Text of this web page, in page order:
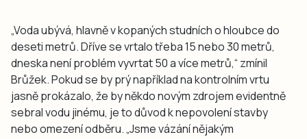
„Voda ubývá, hlavně v kopaných studních o hloubce do
deseti metrů. Dříve se vrtalo třeba 15 nebo 30 metrů,
dneska není problém vyvrtat 50 a více metrů,“ zmínil
Brůžek. Pokud se by prý například na kontrolním vrtu
jasně prokázalo, že by někdo novým zdrojem evidentně
sebral vodu jinému, je to důvod k nepovolení stavby
nebo omezení odběru. „Jsme vázání nějakým